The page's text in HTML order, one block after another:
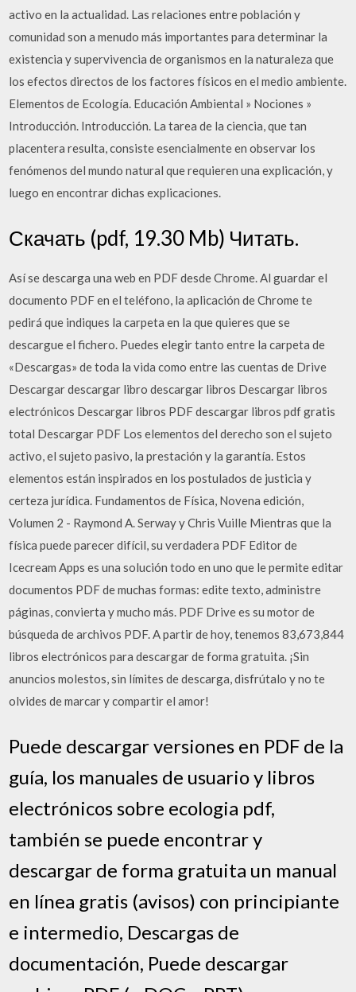
activo en la actualidad. Las relaciones entre población y
comunidad son a menudo más importantes para determinar la
existencia y supervivencia de organismos en la naturaleza que
los efectos directos de los factores físicos en el medio ambiente.
Elementos de Ecología. Educación Ambiental » Nociones »
Introducción. Introducción. La tarea de la ciencia, que tan
placentera resulta, consiste esencialmente en observar los
fenómenos del mundo natural que requieren una explicación, y
luego en encontrar dichas explicaciones.
Скачать (pdf, 19.30 Mb) Читать.
Así se descarga una web en PDF desde Chrome. Al guardar el
documento PDF en el teléfono, la aplicación de Chrome te
pedirá que indiques la carpeta en la que quieres que se
descargue el fichero. Puedes elegir tanto entre la carpeta de
«Descargas» de toda la vida como entre las cuentas de Drive
Descargar descargar libro descargar libros Descargar libros
electrónicos Descargar libros PDF descargar libros pdf gratis
total Descargar PDF Los elementos del derecho son el sujeto
activo, el sujeto pasivo, la prestación y la garantía. Estos
elementos están inspirados en los postulados de justicia y
certeza jurídica. Fundamentos de Física, Novena edición,
Volumen 2 - Raymond A. Serway y Chris Vuille Mientras que la
física puede parecer difícil, su verdadera PDF Editor de
Icecream Apps es una solución todo en uno que le permite editar
documentos PDF de muchas formas: edite texto, administre
páginas, convierta y mucho más. PDF Drive es su motor de
búsqueda de archivos PDF. A partir de hoy, tenemos 83,673,844
libros electrónicos para descargar de forma gratuita. ¡Sin
anuncios molestos, sin límites de descarga, disfrútalo y no te
olvides de marcar y compartir el amor!
Puede descargar versiones en PDF de la
guía, los manuales de usuario y libros
electrónicos sobre ecologia pdf,
también se puede encontrar y
descargar de forma gratuita un manual
en línea gratis (avisos) con principiante
e intermedio, Descargas de
documentación, Puede descargar